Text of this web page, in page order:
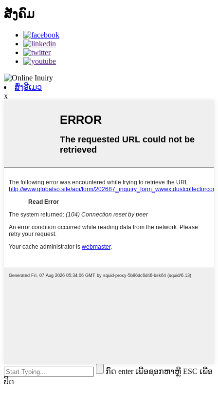
ສັງຄົມ
ສົ່ງອີເມວ
x
ກົດ enter ເພື່ອຊອກຫາຫຼື ESC ເພື່ອ
ປິດ